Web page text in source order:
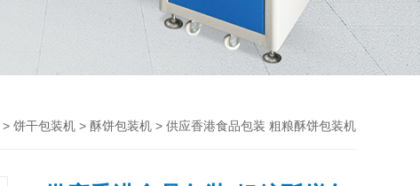
> 饼干包装机 > 酥饼包装机 > 供应香港食品包装 粗粮酥饼包装机